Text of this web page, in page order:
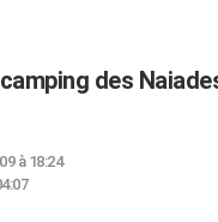
des
à 18:24